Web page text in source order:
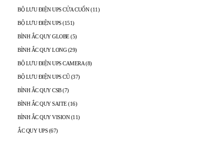
BỘ LƯU ĐIỆN UPS CỬA CUỐN (11)
BỘ LƯU ĐIỆN UPS (151)
BÌNH ẮC QUY GLOBE (5)
BÌNH ẮC QUY LONG (29)
BỘ LƯU ĐIỆN UPS CAMERA (8)
BỘ LƯU ĐIỆN UPS CŨ (37)
BÌNH ẮC QUY CSB (7)
BÌNH ẮC QUY SAITE (16)
BÌNH ẮC QUY VISION (11)
ẮC QUY UPS (67)